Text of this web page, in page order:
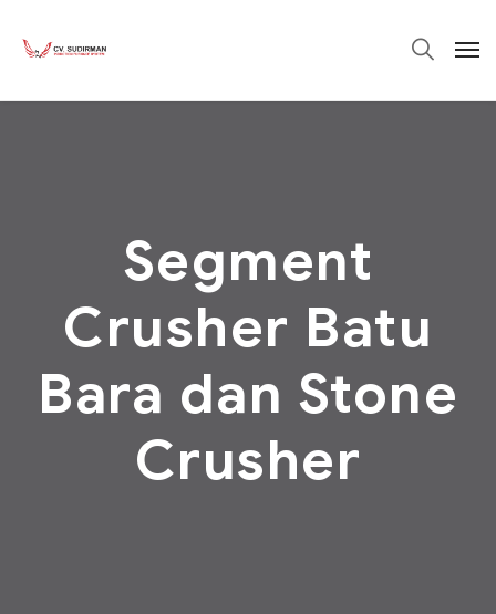
Segment
Crusher Batu
Bara dan Stone
Crusher